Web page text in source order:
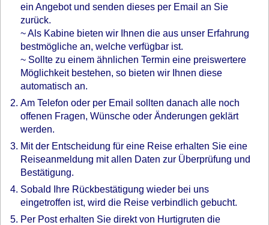
ein Angebot und senden dieses per Email an Sie
zurück.
~ Als Kabine bieten wir Ihnen die aus unser Erfahrung
bestmögliche an, welche verfügbar ist.
~ Sollte zu einem ähnlichen Termin eine preiswertere
Möglichkeit bestehen, so bieten wir Ihnen diese
automatisch an.
Am Telefon oder per Email sollten danach alle noch
offenen Fragen, Wünsche oder Änderungen geklärt
werden.
Mit der Entscheidung für eine Reise erhalten Sie eine
Reiseanmeldung mit allen Daten zur Überprüfung und
Bestätigung.
Sobald Ihre Rückbestätigung wieder bei uns
eingetroffen ist, wird die Reise verbindlich gebucht.
Per Post erhalten Sie direkt von Hurtigruten die